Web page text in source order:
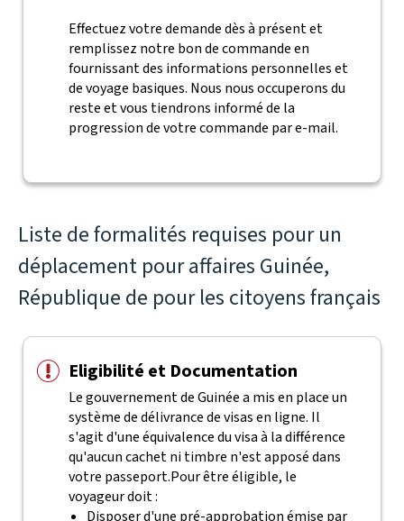
Effectuez votre demande dès à présent et
remplissez notre bon de commande en
fournissant des informations personnelles et
de voyage basiques. Nous nous occuperons du
reste et vous tiendrons informé de la
progression de votre commande par e-mail.
Liste de formalités requises pour un
déplacement pour affaires Guinée,
République de pour les citoyens français
Eligibilité et Documentation
Le gouvernement de Guinée a mis en place un
système de délivrance de visas en ligne. Il
s'agit d'une équivalence du visa à la différence
qu'aucun cachet ni timbre n'est apposé dans
votre passeport.Pour être éligible, le
voyageur doit :
Disposer d'une pré-approbation émise par